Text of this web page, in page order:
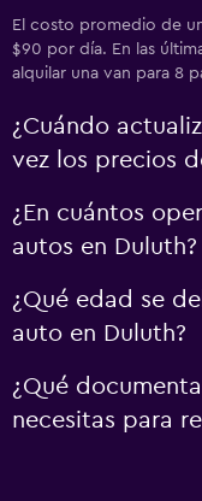
El costo promedio de
$90 por día. En las
alquilar una van para 8
¿Cuándo
vez los precios
¿En cuántos
autos en Duluth?
¿Qué edad se
auto en Duluth?
¿Qué
necesitas para